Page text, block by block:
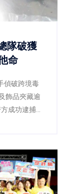
隊破獲
他命
偵破跨境毒
飾品夾藏逾
成功逮捕2